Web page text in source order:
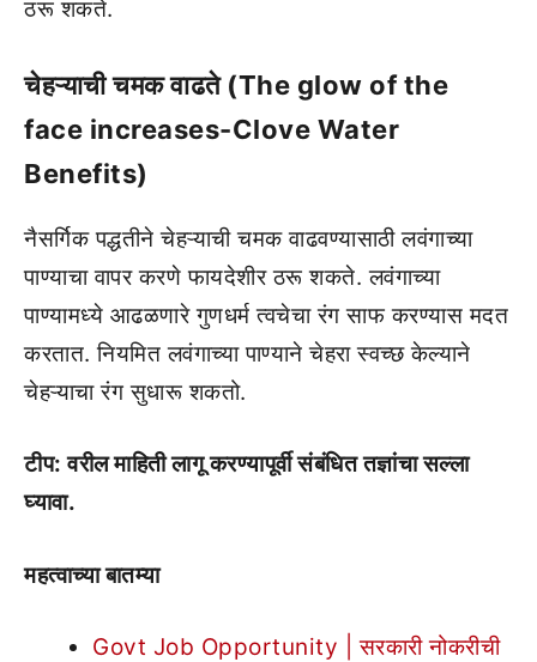
ठरू शकते.
चेहऱ्याची चमक वाढते (The glow of the
face increases-Clove Water
Benefits)
नैसर्गिक पद्धतीने चेहऱ्याची चमक वाढवण्यासाठी लवंगाच्या
पाण्याचा वापर करणे फायदेशीर ठरू शकते. लवंगाच्या
पाण्यामध्ये आढळणारे गुणधर्म त्वचेचा रंग साफ करण्यास मदत
करतात. नियमित लवंगाच्या पाण्याने चेहरा स्वच्छ केल्याने
चेहऱ्याचा रंग सुधारू शकतो.
टीप: वरील माहिती लागू करण्यापूर्वी संबंधित तज्ञांचा सल्ला
घ्यावा.
महत्वाच्या बातम्या
Govt Job Opportunity | सरकारी नोकरीची